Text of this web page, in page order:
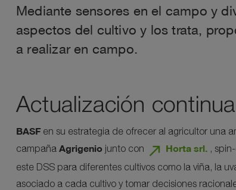
Mediante sensores en el campo y
aspectos del cultivo y los trata,
a realizar en campo.
Actualización
BASF en su estrategia de ofrecer al agricultor una
campaña Agrigenio junto con north_east Horta srl. ,
este DSS para diferentes cultivos como la viña, la
asociado a cada cultivo y tomar decisiones